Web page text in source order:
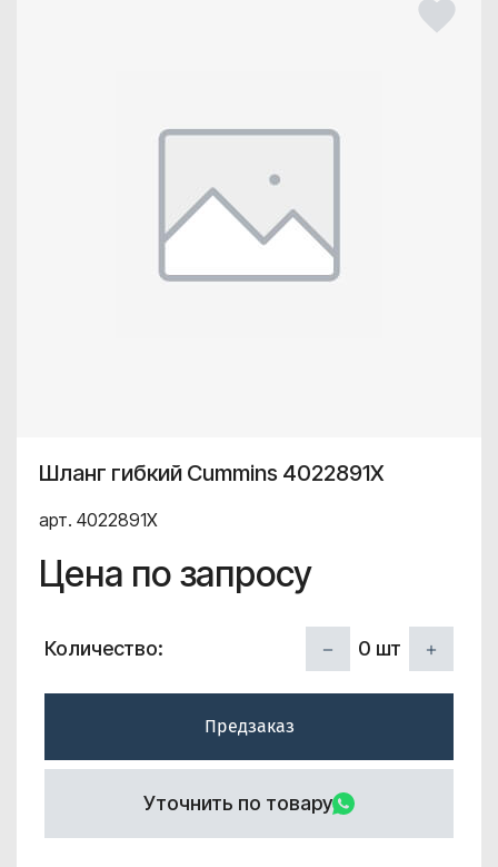
Шланг гибкий Cummins 4022891X
арт. 4022891X
Цена по запросу
Количество: 0 шт
Предзаказ
Уточнить по товару